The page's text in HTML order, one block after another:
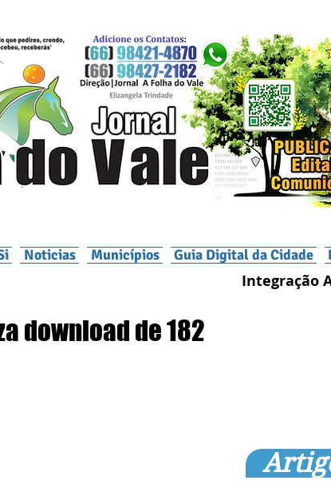
Noticias Municípios Guia Digital da Cidade
download de 182
Integração